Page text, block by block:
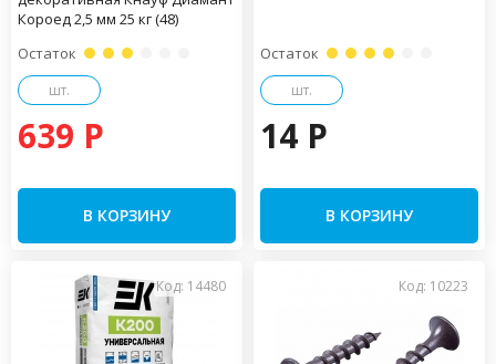
Короед 2,5 мм 25 кг (48)
Остаток
шт.
639 P
В КОРЗИНУ
Остаток
шт.
14 P
В КОРЗИНУ
Код: 14480 Код: 10223